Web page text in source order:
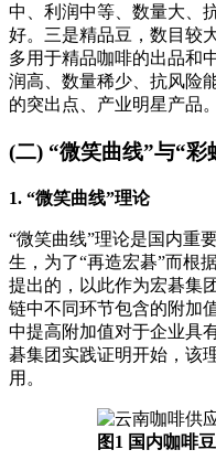
中、利润中等、数量大、
好。三是精品豆，数目较
多用于精品咖啡的出品和
润高、数量稀少、抗风险
的突出点、产业明星产品。
(二) “微笑曲线”与“彩
1. “微笑曲线”理论
“微笑曲线”理论是国内重
生，为了“再造宏碁”而根
提出的，以此作为宏碁集
链中不同环节包含的附加
中提高附加值对于企业具
碁集团实践证明开始，该
用。
图1 国内咖啡